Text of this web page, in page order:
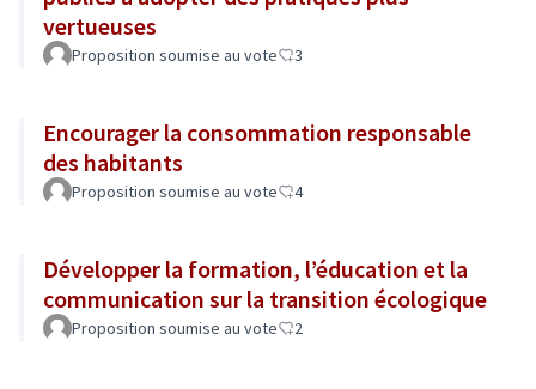
vertueuses
Proposition soumise au vote 3
Encourager la consommation responsable
des habitants
Proposition soumise au vote 4
Développer la formation, l’éducation et la
communication sur la transition écologique
Proposition soumise au vote 2